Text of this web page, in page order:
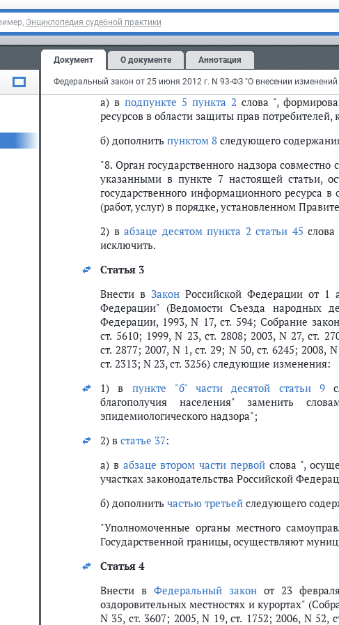
Энциклопедия судебной практики
Документ О документе Аннотация
Внести вЗаконРоссийской Федерации от 7
Федерального закона
от 9 января 1996 года N
Верховного Совета Российской Федерации,
1996, N 3, ст. 140; 1999, N 51, ст. 6287; 2002, N
1) встатье 40:
а) в подпункте 5 пункта 2 слова ",
ресурсов в области защиты прав потребителей,
б) дополнить пунктом 8 следующего
"8. Орган государственного надзора
указанными в пункте 7 настоящей статьи,
государственного информационного ресурса
(работ, услуг) в порядке, установленном
2) в абзаце десятом пункта 2 статьи 45
исключить.
Статья 3
Внести в ЗаконРоссийской Федерации от 1
Федерации" (Ведомости Съезда народных
Федерации, 1993, N 17, ст. 594; Собрание
ст. 5610; 1999, N 23, ст. 2808; 2003, N 27, ст.
ст. 2877; 2007, N 1, ст. 29; N 50, ст. 6245; 2008,
ст. 2313; N 23, ст. 3256) следующие изменения:
1) в пункте "б" части десятой статьи 9
благополучия населения" заменить
эпидемиологического надзора";
2) в статье 37:
а) в абзаце втором части первой слова ",
участках законодательства Российской
б) дополнить частью третьей следующего
"Уполномоченные органы местного
Государственной границы, осуществляют
Статья 4
Внести в Федеральный законот 23
оздоровительных местностях и курортах"
N 35, ст. 3607; 2005, N 19, ст. 1752; 2006, N 52,